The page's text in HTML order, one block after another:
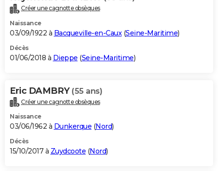
Créer une cagnotte obsèques
Naissance
03/09/1922 à Bacqueville-en-Caux (Seine-Maritime)
Décès
01/06/2018 à Dieppe (Seine-Maritime)
Eric DAMBRY (55 ans)
Créer une cagnotte obsèques
Naissance
03/06/1962 à Dunkerque (Nord)
Décès
15/10/2017 à Zuydcoote (Nord)